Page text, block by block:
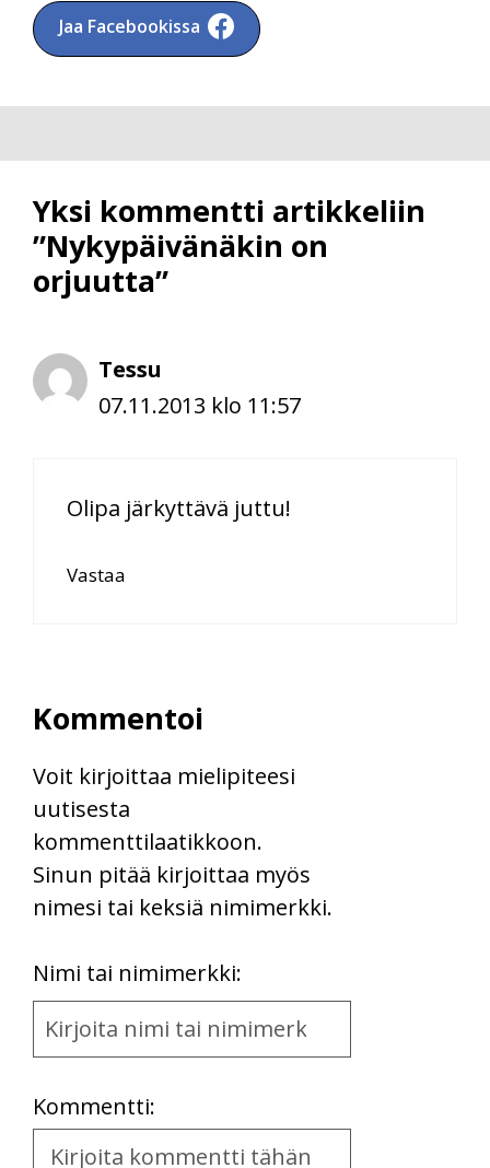
Jaa Facebookissa
Yksi kommentti artikkeliin
”Nykypäivänäkin on
orjuutta”
Tessu
07.11.2013 klo 11:57
Olipa järkyttävä juttu!
Vastaa
Kommentoi
Voit kirjoittaa mielipiteesi
uutisesta
kommenttilaatikkoon.
Sinun pitää kirjoittaa myös
nimesi tai keksiä nimimerkki.
Nimi tai nimimerkki:
Name
and
Kommentti:
Kommentti